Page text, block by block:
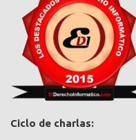
Ciclo de charlas: